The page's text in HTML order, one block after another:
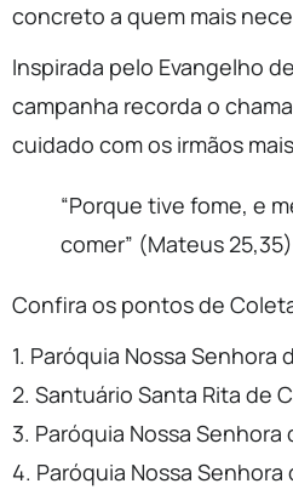
concreto a quem mais
Inspirada pelo Evangelho
campanha recorda o
cuidado com os irmãos
“Porque tive fome, e
comer” (Mateus
Confira os pontos de
1. Paróquia Nossa
2. Santuário Santa Rita de
3. Paróquia Nossa Senhora
4. Paróquia Nossa